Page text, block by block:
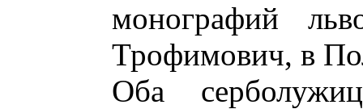
монографий
Трофимович, в
Оба